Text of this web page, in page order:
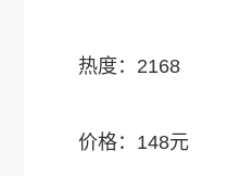
热度：2168
价格：148元